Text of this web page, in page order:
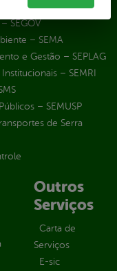
SECFIN
SEGOV
– SEMA
e Gestão – SEPLAG
– SEMRI
– SEMUSP
de Serra
Outros
Serviços
Carta de
Serviços
E-sic